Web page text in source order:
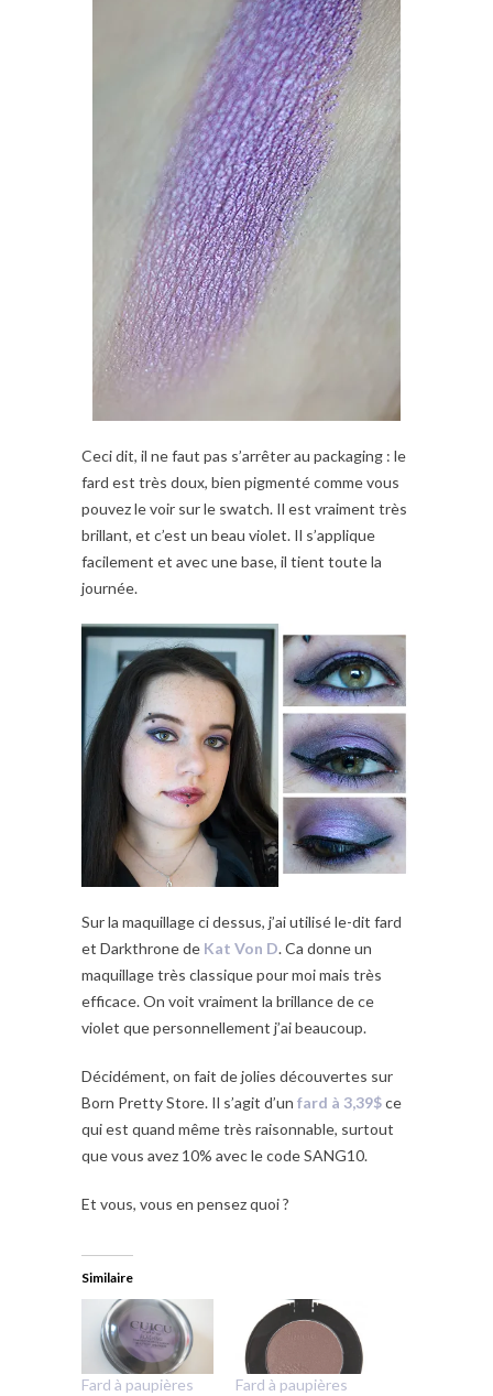
Ceci dit, il ne faut pas s’arrêter au packaging : le
fard est très doux, bien pigmenté comme vous
pouvez le voir sur le swatch. Il est vraiment très
brillant, et c’est un beau violet. Il s’applique
facilement et avec une base, il tient toute la
journée.
Sur la maquillage ci dessus, j’ai utilisé le-dit fard
et Darkthrone de Kat Von D. Ca donne un
maquillage très classique pour moi mais très
efficace. On voit vraiment la brillance de ce
violet que personnellement j’ai beaucoup.
Décidément, on fait de jolies découvertes sur
Born Pretty Store. Il s’agit d’un fard à 3,39$ce
qui est quand même très raisonnable, surtout
que vous avez 10% avec le code SANG10.
Et vous, vous en pensez quoi ?
Similaire
Fard à paupières
Fard à paupières